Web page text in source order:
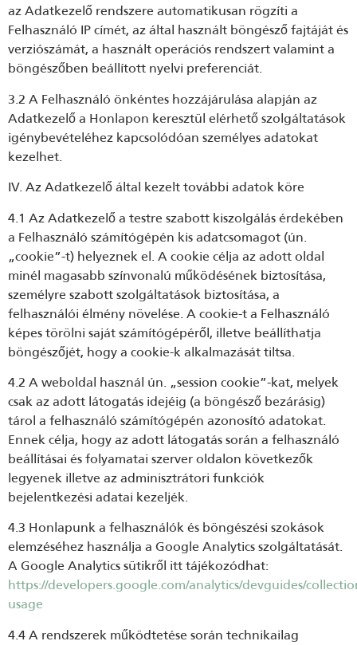
az Adatkezelő rendszere automatikusan rögzíti a
Felhasználó IP címét, az által használt böngésző fajtáját és
verziószámát, a használt operációs rendszert valamint a
böngészőben beállított nyelvi preferenciát.
3.2 A Felhasználó önkéntes hozzájárulása alapján az
Adatkezelő a Honlapon keresztül elérhető szolgáltatások
igénybevételéhez kapcsolódóan személyes adatokat
kezelhet.
IV. Az Adatkezelő által kezelt további adatok köre
4.1 Az Adatkezelő a testre szabott kiszolgálás érdekében
a Felhasználó számítógépén kis adatcsomagot (ún.
„cookie”-t) helyeznek el. A cookie célja az adott oldal
minél magasabb színvonalú működésének biztosítása,
személyre szabott szolgáltatások biztosítása, a
felhasználói élmény növelése. A cookie-t a Felhasználó
képes törölni saját számítógépéről, illetve beállíthatja
böngészőjét, hogy a cookie-k alkalmazását tiltsa.
4.2 A weboldal használ ún. „session cookie”-kat, melyek
csak az adott látogatás idejéig (a böngésző bezárásig)
tárol a felhasználó számítógépén azonosító adatokat.
Ennek célja, hogy az adott látogatás során a felhasználó
beállításai és folyamatai szerver oldalon következők
legyenek illetve az adminisztrátori funkciók
bejelentkezési adatai kezeljék.
4.3 Honlapunk a felhasználók és böngészési szokások
elemzéséhez használja a Google Analytics szolgáltatását.
A Google Analytics sütikről itt tájékozódhat:
https://developers.google.com/analytics/devguides/
usage
4.4 A rendszerek működtetése során technikailag